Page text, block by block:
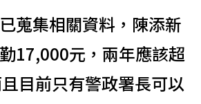
蒐集相關資料，陳添新
17,000元，兩年應該超
目前只有警政署長可以